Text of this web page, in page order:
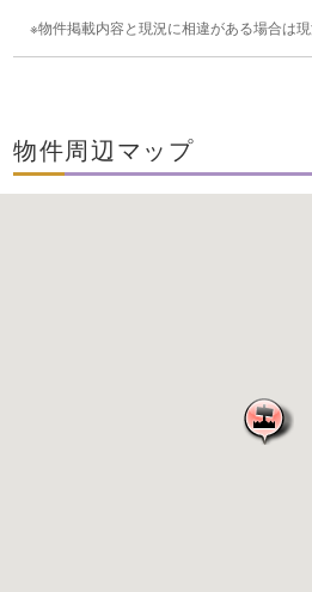
物件掲載内容と現況に相違がある場合は現
物件周辺マップ